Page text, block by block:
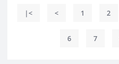
|< < 1 2
6 7